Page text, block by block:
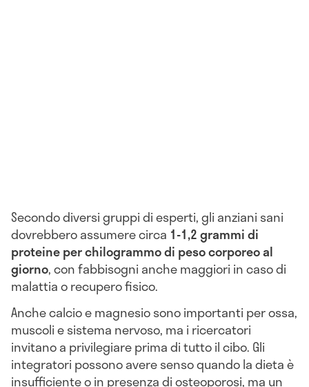
Secondo diversi gruppi di esperti, gli anziani sani
dovrebbero assumere circa 1-1,2 grammi di
proteine per chilogrammo di peso corporeo al
giorno, con fabbisogni anche maggiori in caso di
malattia o recupero fisico.
Anche calcio e magnesio sono importanti per ossa,
muscoli e sistema nervoso, ma i ricercatori
invitano a privilegiare prima di tutto il cibo. Gli
integratori possono avere senso quando la dieta è
insufficiente o in presenza di osteoporosi, ma un